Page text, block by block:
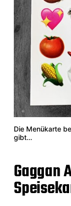
Die Menükarte
gibt…
Gaggan